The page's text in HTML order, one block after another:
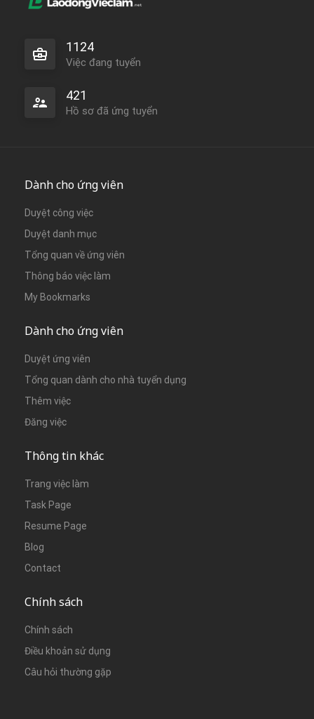
1124
Việc đang tuyển
421
Hồ sơ đã ứng tuyển
Dành cho ứng viên
Duyệt công việc
Duyệt danh mục
Tổng quan về ứng viên
Thông báo việc làm
My Bookmarks
Dành cho ứng viên
Duyệt ứng viên
Tổng quan dành cho nhà tuyển dụng
Thêm việc
Đăng việc
Thông tin khác
Trang việc làm
Task Page
Resume Page
Blog
Contact
Chính sách
Chính sách
Điều khoản sử dụng
Câu hỏi thường gặp